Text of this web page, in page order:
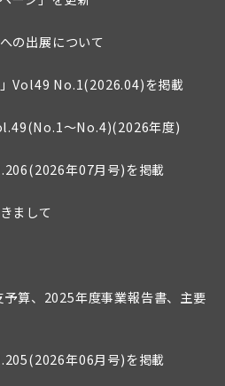
の出展について
」Vol49 No.1(2026.04)を掲載
～No.4)(2026年度)
年07月号)を掲載
まして
算、2025年度事業報告書、主要
年06月号)を掲載